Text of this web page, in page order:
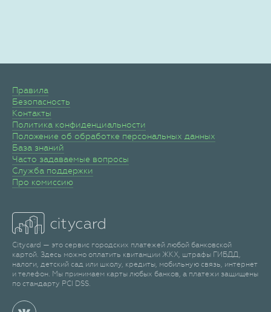
Правила
Безопасность
Контакты
Политика конфиденциальности
Положение об обработке персональных данных
База знаний
Часто задаваемые вопросы
Служба поддержки
Про комиссию
Citycard — это сервис городских платежей любой банковской
картой. Здесь можно оплатить квитанции ЖКХ, штрафы ГИБДД,
налоги, детский сад или школу, кредиты, мобильную связь, интернет
и телефон. Мы принимаем карты любых банков, а платежи защищены
по стандарту PCI DSS.